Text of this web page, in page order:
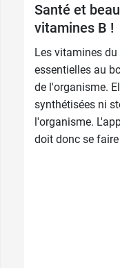
Santé et
vitamines B !
Les vitamines
essentielles au
de l'organisme.
synthétisées ni
l'organisme.
doit donc se